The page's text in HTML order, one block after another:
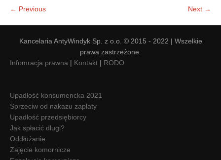
← Previous Next →
Kancelaria AntyWindyk Sp. z o.o. © 2015 - 2022 | Wszelkie
prawa zastrzeżone.
Infomracja prawna | Kontakt | RODO
Upadłość konsumencka 2021
Sprzeciw od nakazu zapłaty
Upadłość przedsiębiorcy
Jak spłacić długi?
Oddłużanie
Zajęcie komornicze